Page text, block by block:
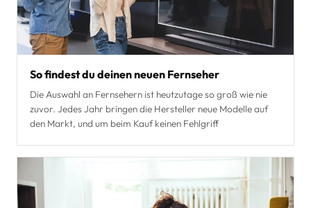
So findest du deinen neuen Fernseher
Die Auswahl an Fernsehern ist heutzutage so groß wie nie
zuvor. Jedes Jahr bringen die Hersteller neue Modelle auf
den Markt, und um beim Kauf keinen Fehlgriff